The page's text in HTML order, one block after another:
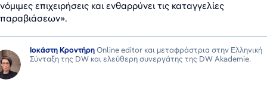
νόμιμες επιχειρήσεις και ενθαρρύνει τις καταγγελίες
παραβιάσεων».
Ιοκάστη ΚροντήρηOnline editor και μεταφράστρια στην Ελληνική
Σύνταξη της DW και ελεύθερη συνεργάτης της DW Akademie.